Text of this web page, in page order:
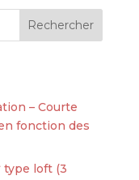
– Courte
fonction des
type loft (3